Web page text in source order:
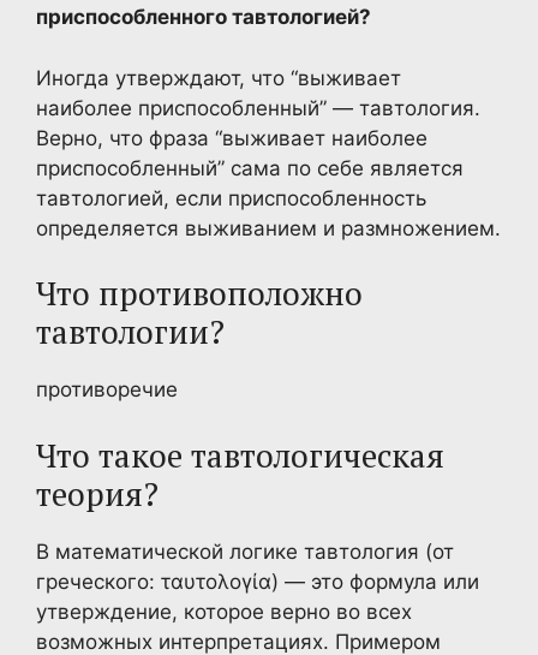
приспособленного тавтологией?
Иногда утверждают, что “выживает
наиболее приспособленный” — тавтология.
Верно, что фраза “выживает наиболее
приспособленный” сама по себе является
тавтологией, если приспособленность
определяется выживанием и размножением.
Что противоположно
тавтологии?
противоречие
Что такое тавтологическая
теория?
В математической логике тавтология (от
греческого: ταυτολογία) — это формула или
утверждение, которое верно во всех
возможных интерпретациях. Примером